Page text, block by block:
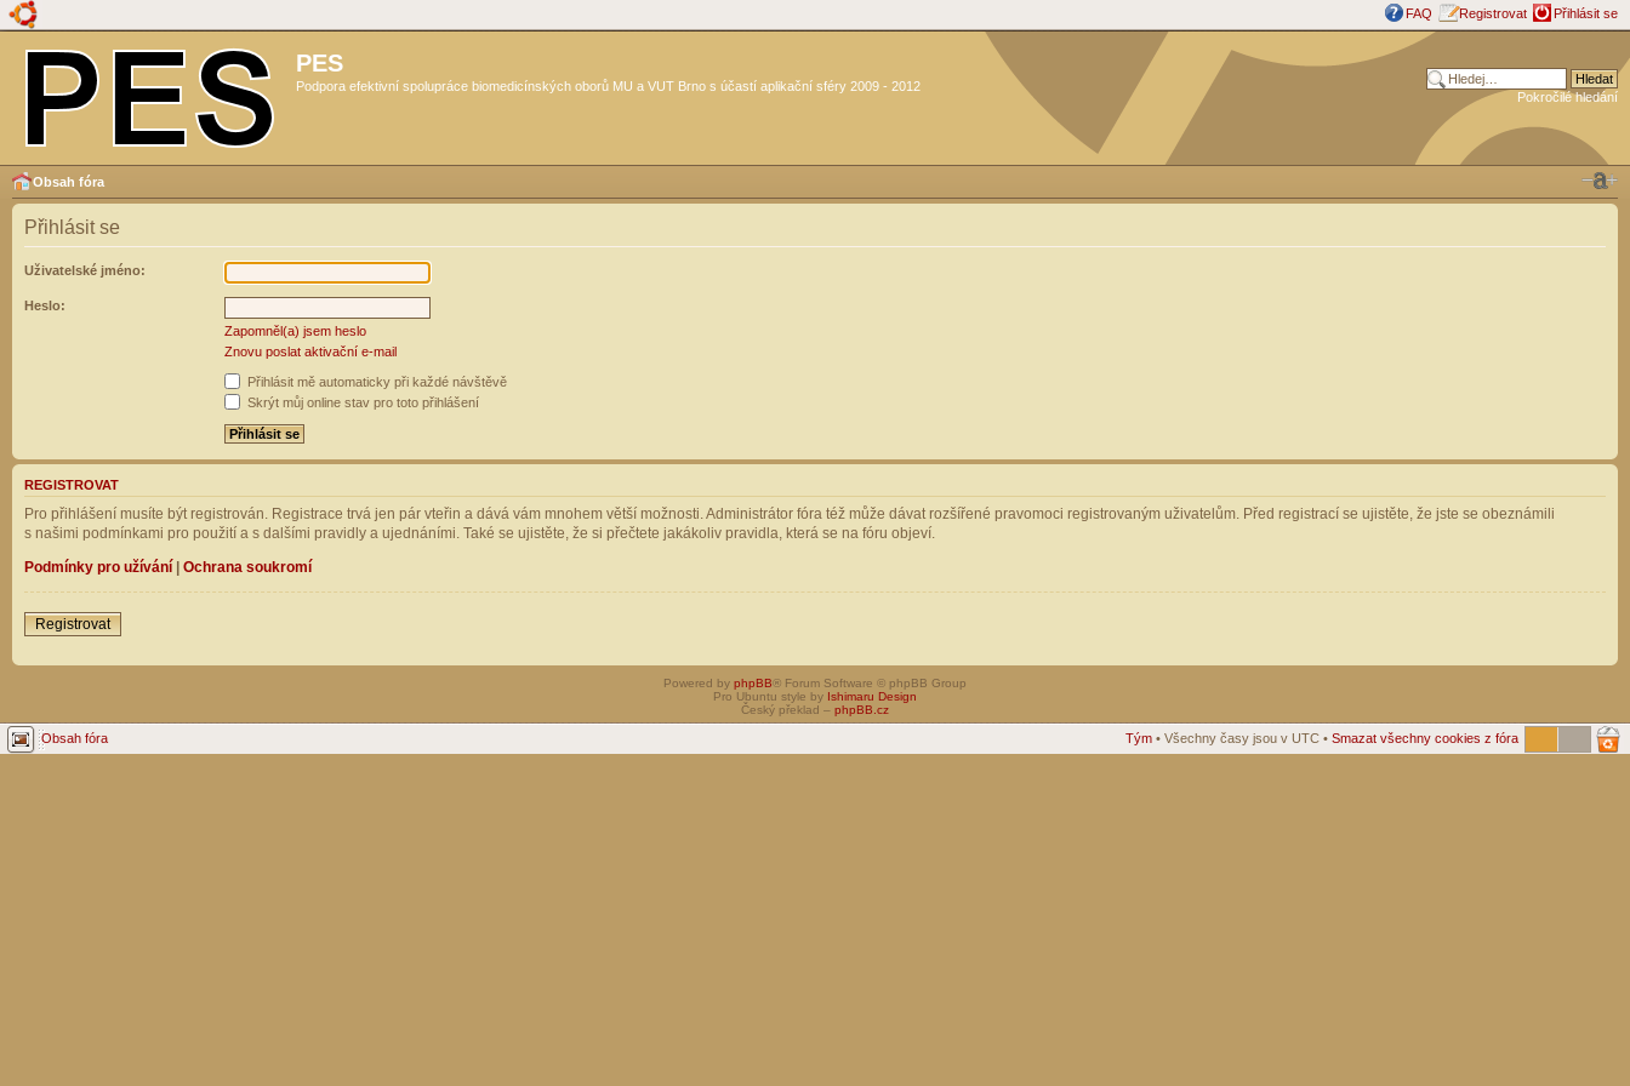
FAQ Registrovat Přihlásit se
PES
Podpora efektivní spolupráce biomedicínských oborů MU a VUT Brno s účastí aplikační sféry 2009 - 2012
Pokročilé hledání
Obsah fóra
Přihlásit se
Uživatelské jméno:
Heslo:
Zapomněl(a) jsem heslo
Znovu poslat aktivační e-mail
Přihlásit mě automaticky při každé návštěvě
Skrýt můj online stav pro toto přihlášení
REGISTROVAT
Pro přihlášení musíte být registrován. Registrace trvá jen pár vteřin a dává vám mnohem větší možnosti. Administrátor fóra též může dávat rozšířené pravomoci registrovaným uživatelům. Před registrací se ujistěte, že jste se obeznámili
s našimi podmínkami pro použití a s dalšími pravidly a ujednáními. Také se ujistěte, že si přečtete jakákoliv pravidla, která se na fóru objeví.
Podmínky pro užívání | Ochrana soukromí
Registrovat
Powered by phpBB® Forum Software © phpBB Group
Pro Ubuntu style by Ishimaru Design
Český překlad – phpBB.cz
Obsah fóra Tým • Všechny časy jsou v UTC • Smazat všechny cookies z fóra